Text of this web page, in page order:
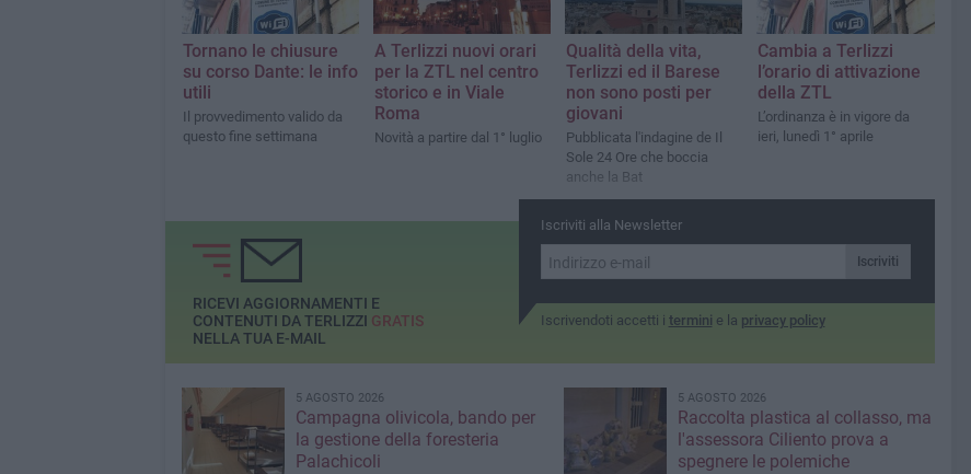
Tornano le chiusure
su corso Dante: le info
utili
Il provvedimento valido da
questo fine settimana
A Terlizzi nuovi orari
per la ZTL nel centro
storico e in Viale
Roma
Novità a partire dal 1° luglio
Qualità della vita,
Terlizzi ed il Barese
non sono posti per
giovani
Pubblicata l'indagine de Il
Sole 24 Ore che boccia
anche la Bat
Cambia a Terlizzi
l’orario di attivazione
della ZTL
L’ordinanza è in vigore da
ieri, lunedì 1° aprile
Iscriviti alla Newsletter
Iscriviti
Iscrivendoti accetti i termini e la privacy policy
RICEVI AGGIORNAMENTI E
CONTENUTI DA TERLIZZI GRATIS
NELLA TUA E-MAIL
5 AGOSTO 2026
Campagna olivicola, bando per
la gestione della foresteria
Palachicoli
5 AGOSTO 2026
Raccolta plastica al collasso, ma
l'assessora Ciliento prova a
spegnere le polemiche